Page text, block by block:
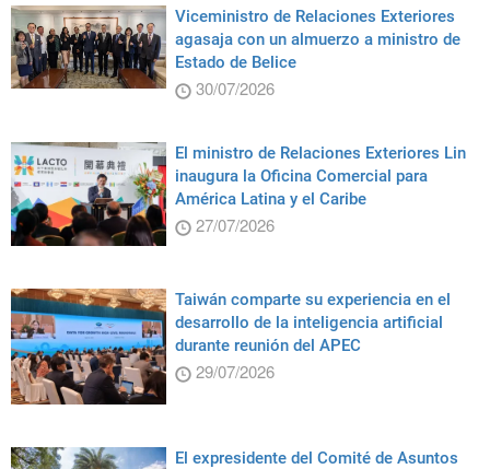
Viceministro de Relaciones Exteriores
agasaja con un almuerzo a ministro de
Estado de Belice
30/07/2026
El ministro de Relaciones Exteriores Lin
inaugura la Oficina Comercial para
América Latina y el Caribe
27/07/2026
Taiwán comparte su experiencia en el
desarrollo de la inteligencia artificial
durante reunión del APEC
29/07/2026
El expresidente del Comité de Asuntos